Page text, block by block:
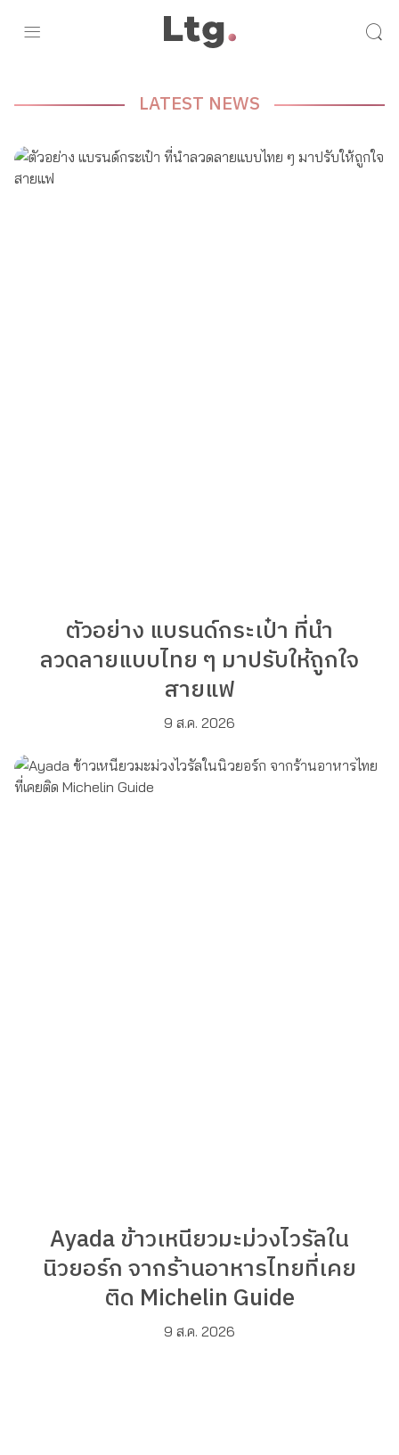
LATEST NEWS
ตัวอย่าง แบรนด์กระเป๋า ที่นำ
ลวดลายแบบไทย ๆ มาปรับให้ถูกใจ
สายแฟ
9 ส.ค. 2026
Ayada ข้าวเหนียวมะม่วงไวรัลใน
นิวยอร์ก จากร้านอาหารไทยที่เคย
ติด Michelin Guide
9 ส.ค. 2026